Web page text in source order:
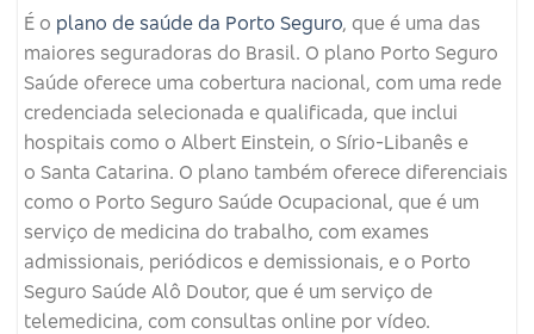
É o plano de saúde da Porto Seguro, que é uma das
maiores seguradoras do Brasil. O plano Porto Seguro
Saúde oferece uma cobertura nacional, com uma rede
credenciada selecionada e qualificada, que inclui
hospitais como o Albert Einstein, o Sírio-Libanês e
o Santa Catarina. O plano também oferece diferenciais
como o Porto Seguro Saúde Ocupacional, que é um
serviço de medicina do trabalho, com exames
admissionais, periódicos e demissionais, e o Porto
Seguro Saúde Alô Doutor, que é um serviço de
telemedicina, com consultas online por vídeo.